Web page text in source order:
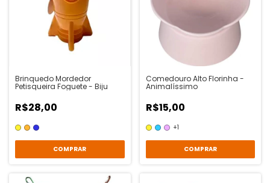
Brinquedo Mordedor
Petisqueira Foguete - Biju
R$28,00
COMPRAR
Comedouro Alto Florinha -
Animalíssimo
R$15,00
+1
COMPRAR